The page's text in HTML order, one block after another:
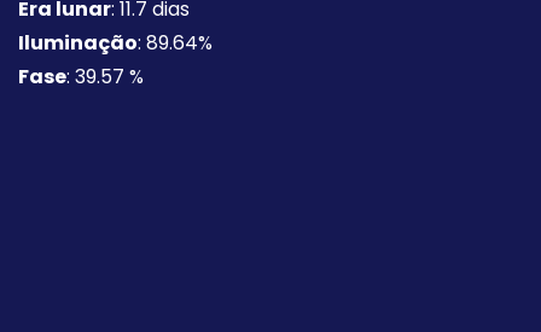
Era lunar: 11.7 dias
Iluminação: 89.64%
Fase: 39.57 %